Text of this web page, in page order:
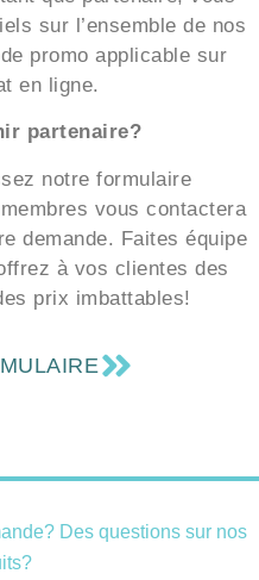
promo applicable sur
en ligne.
partenaire?
notre formulaire
vous contactera
demande. Faites équipe
à vos clientes des
prix imbattables!
?